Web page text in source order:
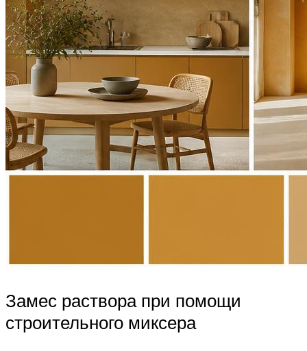
Замес раствора при помощи
строительного миксера